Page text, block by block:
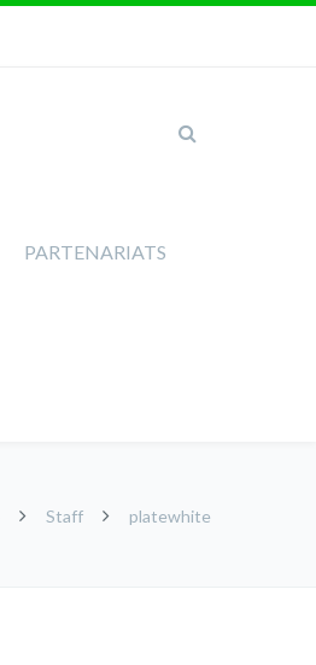
PARTENARIATS
Staff platewhite